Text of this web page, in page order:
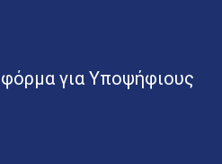
για Υποψήφιους